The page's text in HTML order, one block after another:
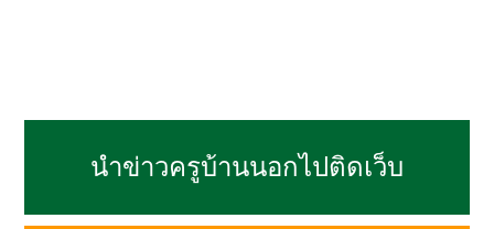
นำข่าวครูบ้านนอกไปติดเว็บ